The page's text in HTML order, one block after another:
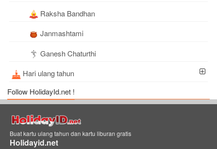
Raksha Bandhan
Janmashtami
Ganesh Chaturthi
Hari ulang tahun
Follow HolidayId.net !
Buat kartu ulang tahun dan kartu liburan gratis
Holidayid.net